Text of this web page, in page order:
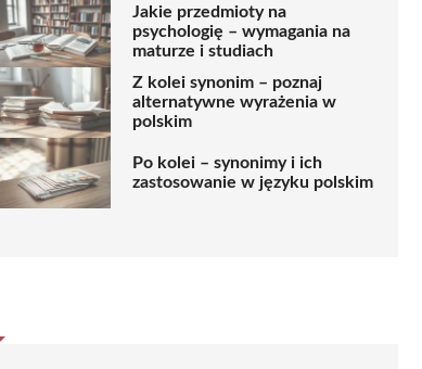
Jakie przedmioty na
psychologię – wymagania na
maturze i studiach
Z kolei synonim – poznaj
alternatywne wyrażenia w
polskim
Po kolei – synonimy i ich
zastosowanie w języku polskim